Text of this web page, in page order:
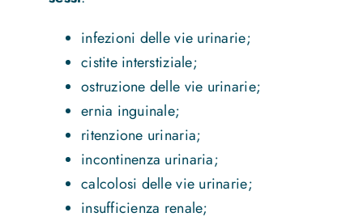
infezioni delle vie urinarie;
cistite interstiziale;
ostruzione delle vie urinarie;
ernia inguinale;
ritenzione urinaria;
incontinenza urinaria;
calcolosi delle vie urinarie;
insufficienza renale;